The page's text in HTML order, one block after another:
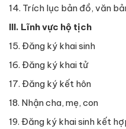
14. Trích lục bản đồ, văn
III. Lĩnh vực hộ tịch
15. Đăng ký khai sinh
16. Đăng ký khai tử
17. Đăng ký kết hôn
18. Nhận cha, mẹ, con
19. Đăng ký khai sinh kết